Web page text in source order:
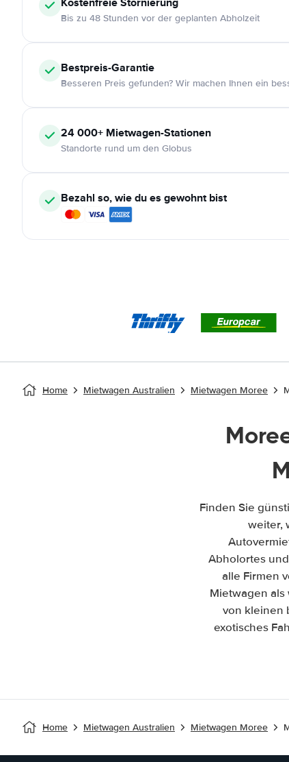
Bis zu 48 Stunden vor der geplanten Abholzeit
Bestpreis-Garantie
Besseren Preis gefunden? Wir machen Ihnen ein
24 000+ Mietwagen-Stationen
Standorte rund um den Globus
Bezahl so, wie du es gewohnt bist
Home Mietwagen Australien Mietwagen Moree
Finden Sie
weiter,
Abholortes
alle Firmen
Mietwagen
von kleinen
exotisches
Home Mietwagen Australien Mietwagen Moree